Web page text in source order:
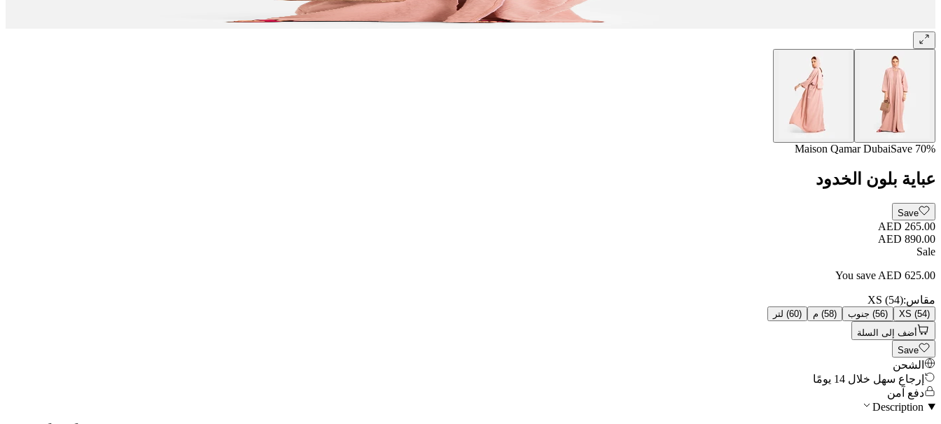
Maison Qamar DubaiSave 70%
عباية بلون الخدود
Save
AED 265.00
AED 890.00
Sale
You save AED 625.00
مقاس:
(54) XS
(54) XS (56) جنوب (58) م
(60) لتر
أضف إلى السلة
Save
الشحن
إرجاع سهل خلال 14 يومًا
دفع آمن
Description